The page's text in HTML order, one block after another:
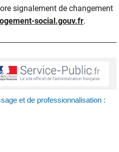
signalement de changement
social.gouv.fr.
et de professionnalisation :